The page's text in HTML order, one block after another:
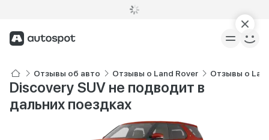
Отзывы об авто Отзывы о Land Rover Отзывы о
Discovery SUV не подводит в
дальних поездках